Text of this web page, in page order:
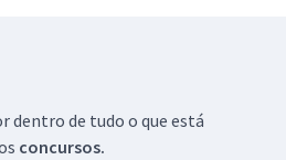
dentro de tudo o que está
concursos.